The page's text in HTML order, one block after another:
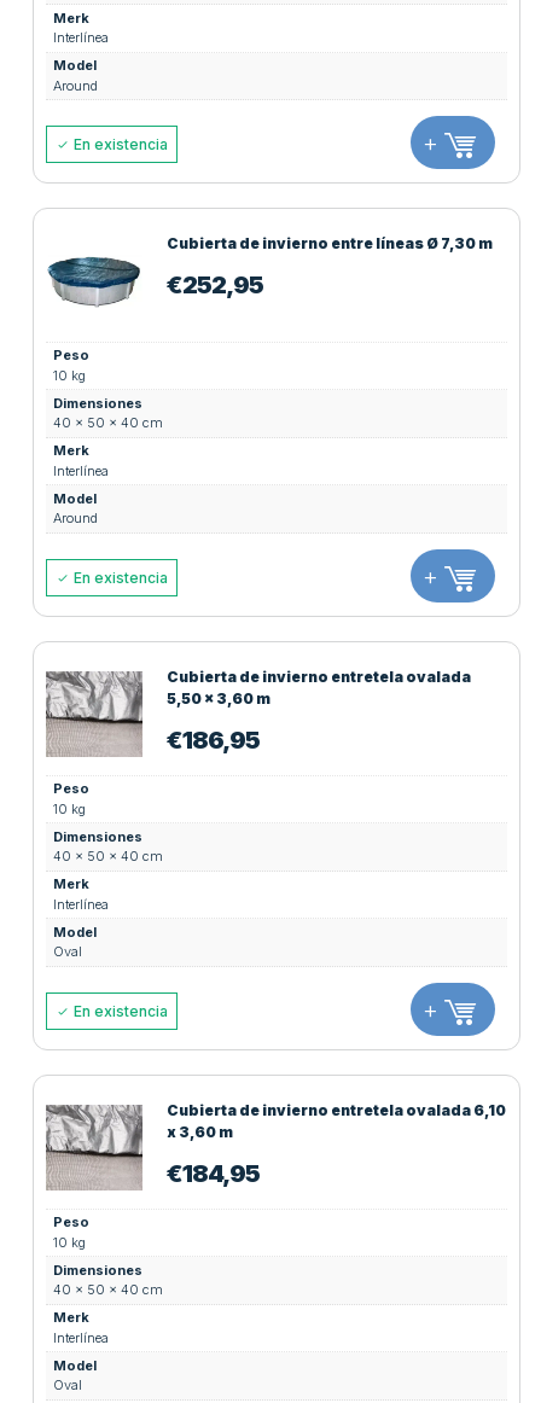
Merk
Interlínea
Model
Around
En existencia +
Cubierta de invierno entre líneas Ø 7,30 m
€252,95
Peso
10 kg
Dimensiones
40 × 50 × 40 cm
Merk
Interlínea
Model
Around
En existencia +
Cubierta de invierno entretela ovalada
5,50 x 3,60 m
€186,95
Peso
10 kg
Dimensiones
40 × 50 × 40 cm
Merk
Interlínea
Model
Oval
En existencia +
Cubierta de invierno entretela ovalada 6,10
x 3,60 m
€184,95
Peso
10 kg
Dimensiones
40 × 50 × 40 cm
Merk
Interlínea
Model
Oval